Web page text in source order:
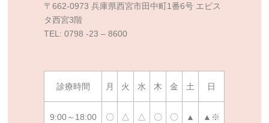
〒662-0973 兵庫県西宮市田中町1番6号 エビス
タ西宮3階
TEL: 0798 -23 – 8600
診療時間 月 火 水 木 金 土 日
9:00～18:00 〇 △ △ 〇 〇 ▲ ▲※